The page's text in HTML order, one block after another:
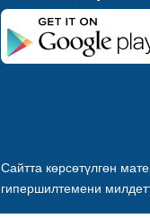
Сайтта көрсөтүлгөн
гипершилтемени